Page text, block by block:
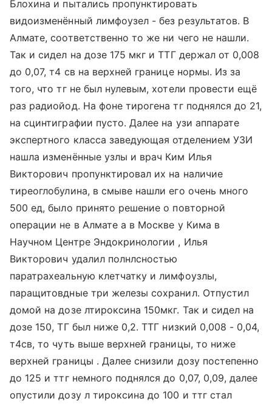
Блохина и пытались пропунктировать
видоизменённый лимфоузел - без результатов. В
Алмате, соответственно то же ни чего не нашли.
Так и сидел на дозе 175 мкг и ТТГ держал от 0,008
до 0,07, т4 св на верхней границе нормы. Из за
того, что тг не был нулевым, хотели провести ещё
раз радиойод. На фоне тирогена тг поднялся до 21,
на сцинтиграфии пусто. Далее на узи аппарате
экспертного класса заведующая отделением УЗИ
нашла изменённые узлы и врач Ким Илья
Викторович пропунктировал их на наличие
тиреоглобулина, в смыве нашли его очень много
500 ед, было принято решение о повторной
операции не в Алмате а в Москве у Кима в
Научном Центре Эндокринологии , Илья
Викторович удалил полнлсностью
паратрахеальную клетчатку и лимфоузлы,
паращитовдные три железы сохранил. Отпустил
домой на дозе лтироксина 150мкг. Так и сидел на
дозе 150, ТГ был ниже 0,2. ТТГ низкий 0,008 - 0,04,
т4св, то чуть выше верхней границы, то ниже
верхней границы . Далее снизили дозу постепенно
до 125 и ттг немного поднялся до 0,07, 0,09, далее
опустили дозу л тироксина до 100 и ттг стал